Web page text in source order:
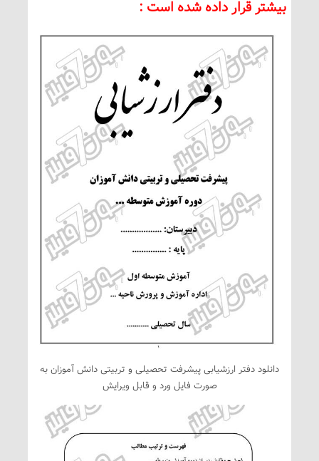
بیشتر قرار داده شده است :
دانلود دفتر ارزشیابی پیشرفت تحصیلی و تربیتی دانش آموزان به
صورت فایل ورد و قابل ویرایش